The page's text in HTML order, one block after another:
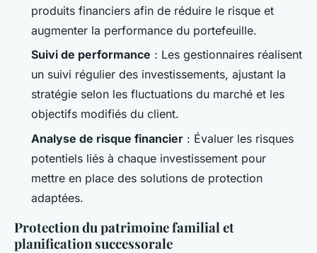
produits financiers afin de réduire le risque et
augmenter la performance du portefeuille.
Suivi de performance : Les gestionnaires réalisent
un suivi régulier des investissements, ajustant la
stratégie selon les fluctuations du marché et les
objectifs modifiés du client.
Analyse de risque financier : Évaluer les risques
potentiels liés à chaque investissement pour
mettre en place des solutions de protection
adaptées.
Protection du patrimoine familial et
planification successorale